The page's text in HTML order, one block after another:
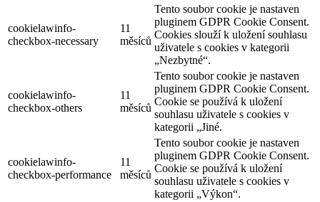
cookielawinfo-
checkbox-necessary
11
měsíců
Tento soubor cookie je nastaven
pluginem GDPR Cookie Consent.
Cookies slouží k uložení souhlasu
uživatele s cookies v kategorii
„Nezbytné“.
cookielawinfo-
checkbox-others
11
měsíců
Tento soubor cookie je nastaven
pluginem GDPR Cookie Consent.
Cookie se používá k uložení
souhlasu uživatele s cookies v
kategorii „Jiné.
cookielawinfo-
checkbox-performance
11
měsíců
Tento soubor cookie je nastaven
pluginem GDPR Cookie Consent.
Cookie se používá k uložení
souhlasu uživatele s cookies v
kategorii „Výkon“.